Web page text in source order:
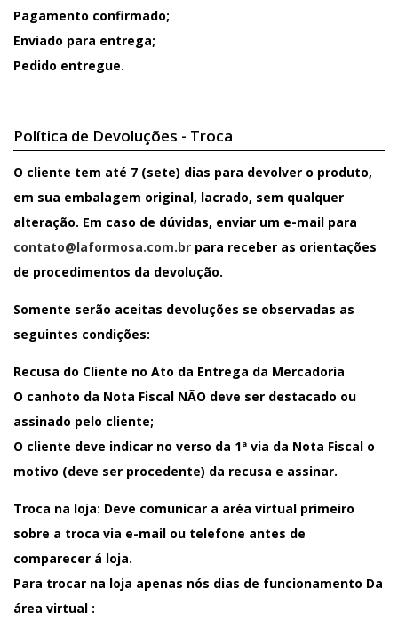
Pagamento confirmado;
Enviado para entrega;
Pedido entregue.
Política de Devoluções - Troca
O cliente tem até 7 (sete) dias para devolver o produto,
em sua embalagem original, lacrado, sem qualquer
alteração. Em caso de dúvidas, enviar um e-mail para
contato@laformosa.com.br para receber as orientações
de procedimentos da devolução.
Somente serão aceitas devoluções se observadas as
seguintes condições:
Recusa do Cliente no Ato da Entrega da Mercadoria
O canhoto da Nota Fiscal NÃO deve ser destacado ou
assinado pelo cliente;
O cliente deve indicar no verso da 1ª via da Nota Fiscal o
motivo (deve ser procedente) da recusa e assinar.
Troca na loja: Deve comunicar a aréa virtual primeiro
sobre a troca via e-mail ou telefone antes de
comparecer á loja.
Para trocar na loja apenas nós dias de funcionamento Da
área virtual :